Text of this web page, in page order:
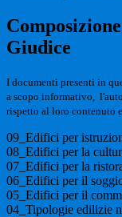
Giudice
I documenti presenti in
a scopo informativo,
rispetto al loro contenuto
09_Edifici per
08_Edifici per la
07_Edifici per la
06_Edifici per il
05_Edifici per il
04_Tipologie edilizie